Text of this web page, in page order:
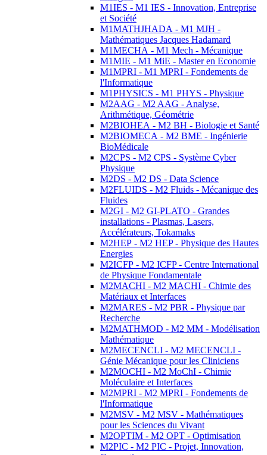
M1IES - M1 IES - Innovation, Entreprise
et Société
M1MATHJHADA - M1 MJH -
Mathématiques Jacques Hadamard
M1MECHA - M1 Mech - Mécanique
M1MIE - M1 MiE - Master en Economie
M1MPRI - M1 MPRI - Fondements de
l'Informatique
M1PHYSICS - M1 PHYS - Physique
M2AAG - M2 AAG - Analyse,
Arithmétique, Géométrie
M2BIOHEA - M2 BH - Biologie et Santé
M2BIOMECA - M2 BME - Ingénierie
BioMédicale
M2CPS - M2 CPS - Système Cyber
Physique
M2DS - M2 DS - Data Science
M2FLUIDS - M2 Fluids - Mécanique des
Fluides
M2GI - M2 GI-PLATO - Grandes
installations - Plasmas, Lasers,
Accélérateurs, Tokamaks
M2HEP - M2 HEP - Physique des Hautes
Energies
M2ICFP - M2 ICFP - Centre International
de Physique Fondamentale
M2MACHI - M2 MACHI - Chimie des
Matériaux et Interfaces
M2MARES - M2 PBR - Physique par
Recherche
M2MATHMOD - M2 MM - Modélisation
Mathématique
M2MECENCLI - M2 MECENCLI -
Génie Mécanique pour les Cliniciens
M2MOCHI - M2 MoChI - Chimie
Moléculaire et Interfaces
M2MPRI - M2 MPRI - Fondements de
l'Informatique
M2MSV - M2 MSV - Mathématiques
pour les Sciences du Vivant
M2OPTIM - M2 OPT - Optimisation
M2PIC - M2 PIC - Projet, Innovation,